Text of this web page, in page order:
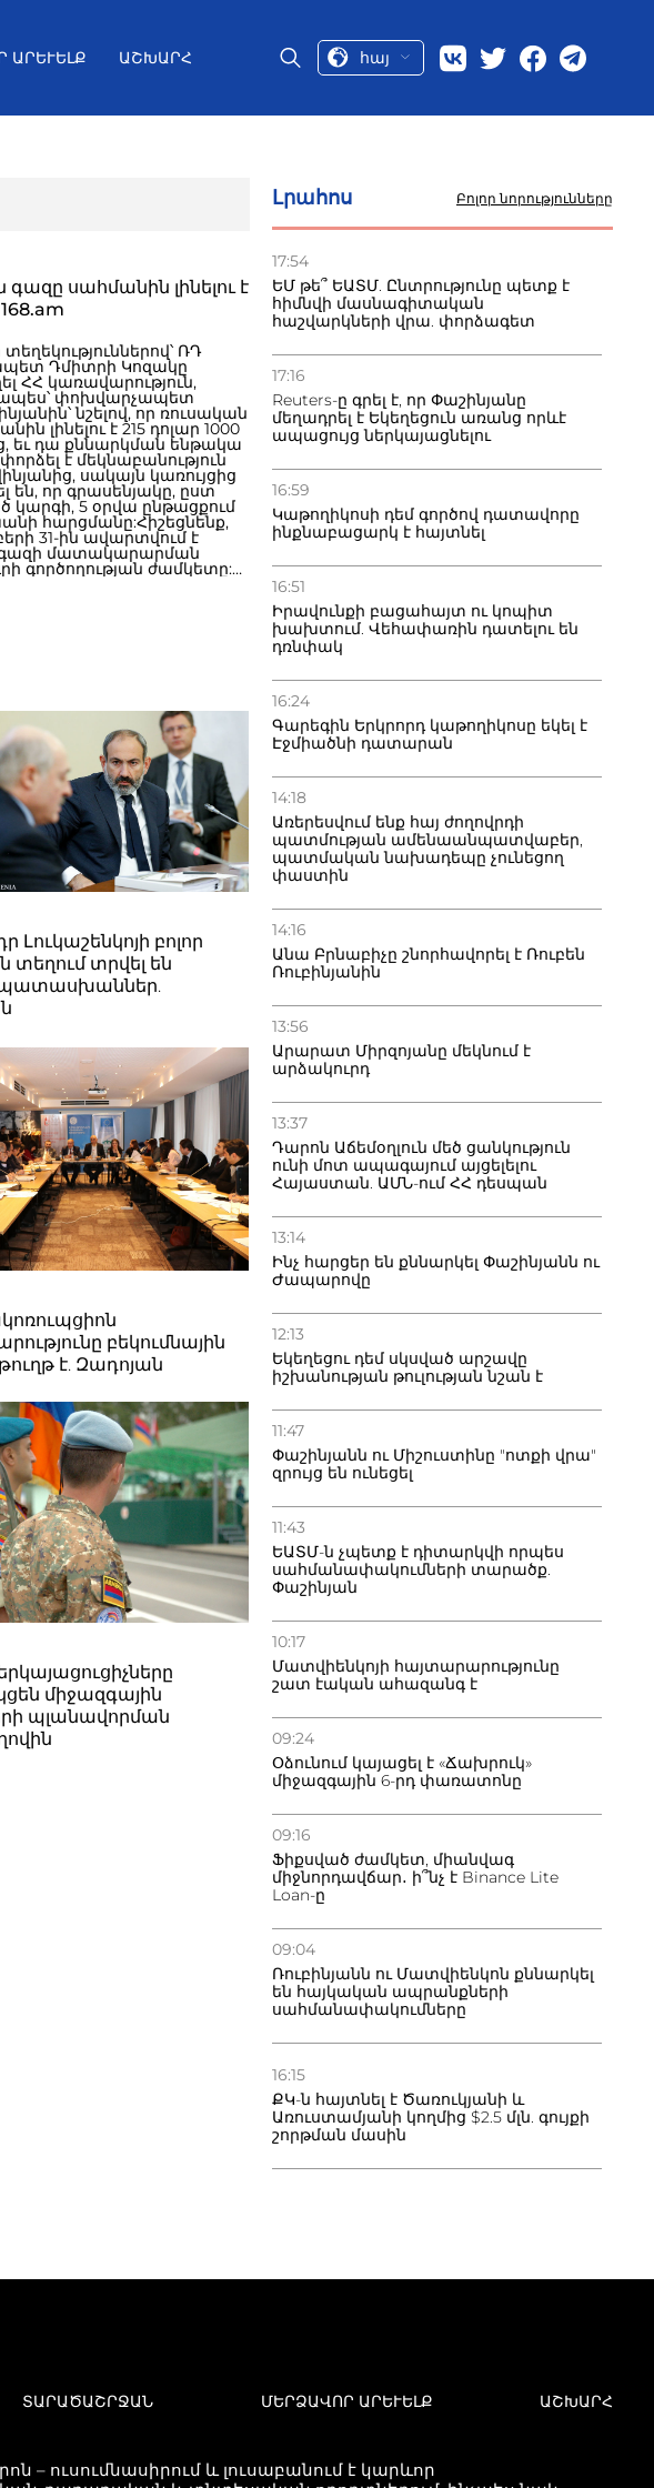
ԱՐԵՒԵԼՔ ԱՇԽԱՐՀ հայ
սահմանին լինելու է
տեղեկություններով՝ ՌԴ
Դմիտրի Կոզակը
ՀՀ կառավարություն,
փոխվարչապետ
նշելով, որ ռուսական
լինելու է 215 դոլար 1000
եւ դա քննարկման ենթակա
փորձել է մեկնաբանություն
սակայն կառույցից
են, որ գրասենյակը, ըստ
կարգի, 5 օրվա ընթացքում
հարցմանը:Հիշեցնենք,
31-ին ավարտվում է
մատակարարման
գործողության ժամկետը:
Հայաստանը գազը
է բերում 150 դոլարով»:
Լուկաշենկոյի բոլոր
տեղում տրվել են
բեկումնային
է. Զադոյան
միջազգային
պլանավորման
Լրահոս Բոլոր նորությունները
17:54
ԵՄ թե՞ ԵԱՏՄ. Ընտրությունը պետք է
հիմնվի մասնագիտական
հաշվարկների վրա. փորձագետ
17:16
Reuters-ը գրել է, որ Փաշինյանը
մեղադրել է Եկեղեցուն առանց որևէ
ապացույց ներկայացնելու
16:59
Կաթողիկոսի դեմ գործով դատավորը
ինքնաբացարկ է հայտնել
16:51
Իրավունքի բացահայտ ու կոպիտ
խախտում. Վեհափառին դատելու են
դռնփակ
16:24
Գարեգին Երկրորդ կաթողիկոսը եկել է
Էջմիածնի դատարան
14:18
Առերեսվում ենք հայ ժողովրդի
պատմության ամենաանպատվաբեր,
պատմական նախադեպը չունեցող
փաստին
14:16
Անա Բրնաբիչը շնորհավորել է Ռուբեն
Ռուբինյանին
13:56
Արարատ Միրզոյանը մեկնում է
արձակուրդ
13:37
Դարոն Աճեմօղլուն մեծ ցանկություն
ունի մոտ ապագայում այցելելու
Հայաստան. ԱՄՆ-ում ՀՀ դեսպան
13:14
Ինչ հարցեր են քննարկել Փաշինյանն ու
Ժապարովը
12:13
Եկեղեցու դեմ սկսված արշավը
իշխանության թուլության նշան է
11:47
Փաշինյանն ու Միշուստինը "ոտքի վրա"
զրույց են ունեցել
11:43
ԵԱՏՄ-ն չպետք է դիտարկվի որպես
սահմանափակումների տարածք.
Փաշինյան
10:17
Մատվիենկոյի հայտարարությունը
շատ էական ահազանգ է
09:24
Օձունում կայացել է «Ճախրուկ»
միջազգային 6-րդ փառատոնը
09:16
Ֆիքսված ժամկետ, միանվագ
միջնորդավճար․ ի՞նչ է Binance Lite
Loan-ը
09:04
Ռուբինյանն ու Մատվիենկոն քննարկել
են հայկական ապրանքների
սահմանափակումները
16:15
ՔԿ-ն հայտնել է Ծառուկյանի և
Առուստամյանի կողմից $2.5 մլն. գույքի
շորթման մասին
ՏԱՐԱԾԱՇՐՋԱՆ ՄԵՐՁԱՎՈՐ ԱՐԵՒԵԼՔ ԱՇԽԱՐՀ
– ուսումնասիրում և լուսաբանում է կարևոր